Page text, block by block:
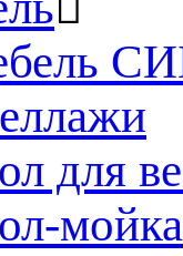
для
мойка